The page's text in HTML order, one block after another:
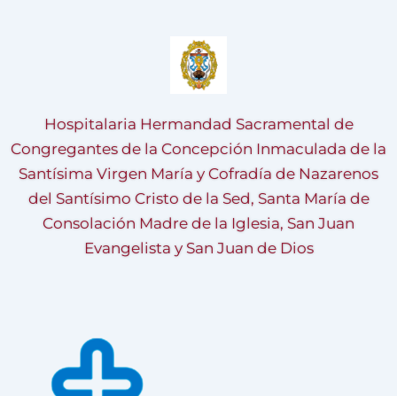
Hospitalaria Hermandad Sacramental de
Congregantes de la Concepción Inmaculada de la
Santísima Virgen María y Cofradía de Nazarenos
del Santísimo Cristo de la Sed, Santa María de
Consolación Madre de la Iglesia, San Juan
Evangelista y San Juan de Dios